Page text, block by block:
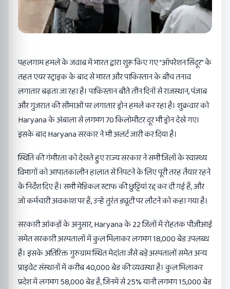
पहलगाम हमले के जवाब में भारत द्वारा शुरू किए गए “ऑपरेशन सिंदूर” के
तहत एयर स्ट्राइक के बाद से भारत और पाकिस्तान के बीच तनाव
लगातार बढ़ता जा रहा है। पाकिस्तान बीते तीन दिनों से राजस्थान, पंजाब
और गुजरात की सीमाओं पर लगातार ड्रोन हमले कर रहा है। शुक्रवार को
Haryana के अंबाला से लगभग 70 किलोमीटर दूर भी ड्रोन देखे गए।
इसके बाद Haryana सरकार ने भी अलर्ट जारी कर दिया है।
स्थिति की गंभीरता को देखते हुए राज्य सरकार ने सभी जिलों के स्वास्थ्य
विभागों को आपातकालीन हालात से निपटने के लिए पूरी तरह तैयार रहने
के निर्देश दिए हैं। सभी मेडिकल स्टाफ की छुट्टियां रद्द कर दी गई हैं, और
जो कर्मचारी अवकाश पर हैं, उन्हें तुरंत ड्यूटी पर लौटने को कहा गया है।
सरकारी आंकड़ों के अनुसार, Haryana के 22 जिलों में रोहतक पीजीआई
समेत सरकारी अस्पतालों में कुल मिलाकर लगभग 18,000 बेड उपलब्ध
हैं। इसके अतिरिक्त गुरुग्राम स्थित मेदांता जैसे बड़े अस्पतालों समेत अन्य
प्राइवेट संस्थानों में करीब 40,000 बेड की व्यवस्था है। कुल मिलाकर
प्रदेश में लगभग 58,000 बेड हैं, जिनमें से 25% यानी लगभग 15,000 बेड